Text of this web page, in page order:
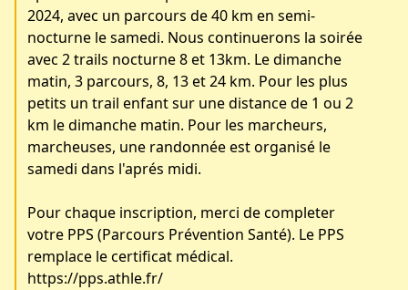
2024, avec un parcours de 40 km en semi-
nocturne le samedi. Nous continuerons la soirée
avec 2 trails nocturne 8 et 13km. Le dimanche
matin, 3 parcours, 8, 13 et 24 km. Pour les plus
petits un trail enfant sur une distance de 1 ou 2
km le dimanche matin. Pour les marcheurs,
marcheuses, une randonnée est organisé le
samedi dans l'aprés midi.
Pour chaque inscription, merci de completer
votre PPS (Parcours Prévention Santé). Le PPS
remplace le certificat médical.
https://pps.athle.fr/